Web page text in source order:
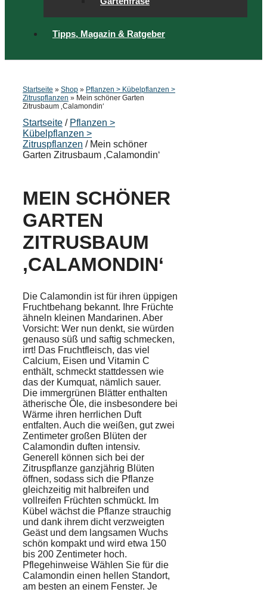
Tipps, Magazin & Ratgeber
Startseite » Shop » Pflanzen > Kübelpflanzen >
Zitruspflanzen » Mein schöner Garten
Zitrusbaum ‚Calamondin‘
Startseite / Pflanzen >
Kübelpflanzen >
Zitruspflanzen / Mein schöner
Garten Zitrusbaum ‚Calamondin‘
MEIN SCHÖNER
GARTEN
ZITRUSBAUM
‚CALAMONDIN‘
Die Calamondin ist für ihren üppigen
Fruchtbehang bekannt. Ihre Früchte
ähneln kleinen Mandarinen. Aber
Vorsicht: Wer nun denkt, sie würden
genauso süß und saftig schmecken,
irrt! Das Fruchtfleisch, das viel
Calcium, Eisen und Vitamin C
enthält, schmeckt stattdessen wie
das der Kumquat, nämlich sauer.
Die immergrünen Blätter enthalten
ätherische Öle, die insbesondere bei
Wärme ihren herrlichen Duft
entfalten. Auch die weißen, gut zwei
Zentimeter großen Blüten der
Calamondin duften intensiv.
Generell können sich bei der
Zitruspflanze ganzjährig Blüten
öffnen, sodass sich die Pflanze
gleichzeitig mit halbreifen und
vollreifen Früchten schmückt. Im
Kübel wächst die Pflanze strauchig
und dank ihrem dicht verzweigten
Geäst und dem langsamen Wuchs
schön kompakt und wird etwa 150
bis 200 Zentimeter hoch.
Pflegehinweise Wählen Sie für die
Calamondin einen hellen Standort,
am besten an einem Fenster. Je